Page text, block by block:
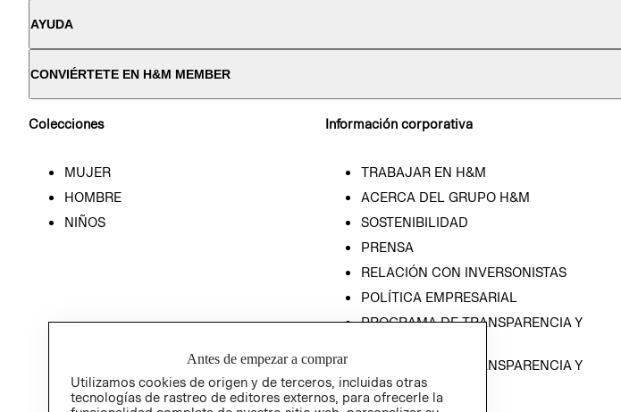
AYUDA
CONVIÉRTETE EN H&M MEMBER
Colecciones
MUJER
HOMBRE
NIÑOS
Información corporativa
TRABAJAR EN H&M
ACERCA DEL GRUPO H&M
SOSTENIBILIDAD
PRENSA
RELACIÓN CON INVERSONISTAS
POLÍTICA EMPRESARIAL
PROGRAMA DE TRANSPARENCIA Y
PROGRAMA DE TRANSPARENCIA Y
ÉTICA (INGLÉS)
Antes de empezar a comprar
Utilizamos cookies de origen y de terceros, incluidas otras
tecnologías de rastreo de editores externos, para ofrecerle la